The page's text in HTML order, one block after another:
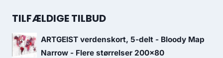
TILFÆLDIGE TILBUD
ARTGEIST verdenskort, 5-delt - Bloody Map
Narrow - Flere størrelser 200x80